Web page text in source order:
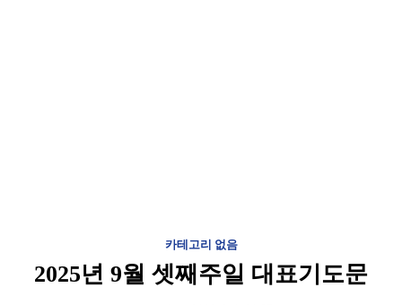
카테고리 없음
2025년 9월 셋째주일 대표기도문